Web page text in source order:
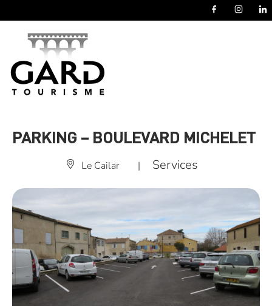
PARKING – BOULEVARD MICHELET
Le Cailar | Services